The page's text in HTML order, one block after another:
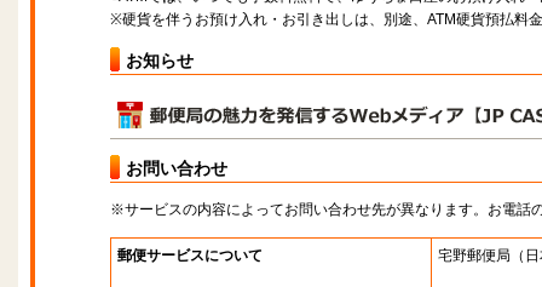
※硬貨を伴うお預け入れ・お引き出しは、別途、ATM硬貨預払料
お知らせ
お問い合わせ
※サービスの内容によってお問い合わせ先が異なります。お電話
郵便サービスについて 宅野郵便局 （